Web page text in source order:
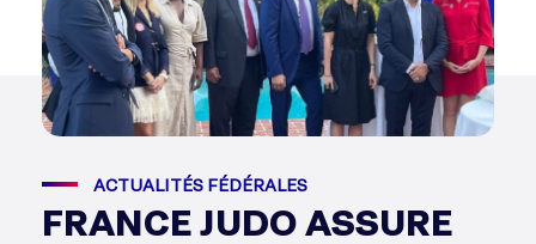
ACTUALITÉS FÉDÉRALES
FRANCE JUDO ASSURE